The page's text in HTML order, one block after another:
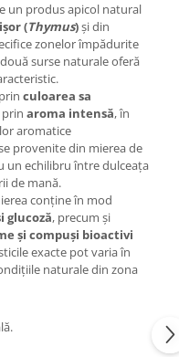
un produs apicol natural
(Thymus)și din
zonelor împădurite
surse naturale oferă
culoarea sa
prin aroma intensă, în
aromatice
provenite din mierea de
un echilibru între dulceața
de mană.
conține în mod
glucoză, precum și
și compuși bioactivi
exacte pot varia în
naturale din zona